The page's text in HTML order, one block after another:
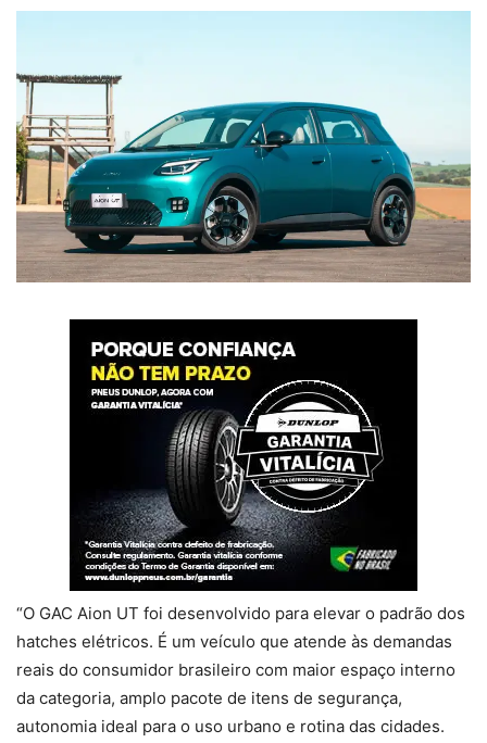
“O GAC Aion UT foi desenvolvido para elevar o padrão dos
hatches elétricos. É um veículo que atende às demandas
reais do consumidor brasileiro com maior espaço interno
da categoria, amplo pacote de itens de segurança,
autonomia ideal para o uso urbano e rotina das cidades.